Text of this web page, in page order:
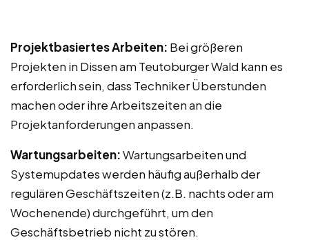
Projektbasiertes Arbeiten: Bei größeren
Projekten in Dissen am Teutoburger Wald kann es
erforderlich sein, dass Techniker Überstunden
machen oder ihre Arbeitszeiten an die
Projektanforderungen anpassen.
Wartungsarbeiten:Wartungsarbeiten und
Systemupdates werden häufig außerhalb der
regulären Geschäftszeiten (z.B. nachts oder am
Wochenende) durchgeführt, um den
Geschäftsbetrieb nicht zu stören.